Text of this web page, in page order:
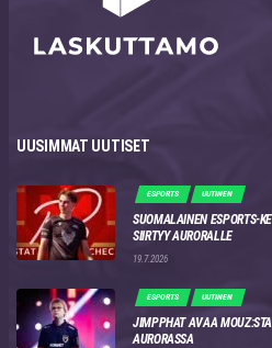
UUSIMMAT UUTISET
ESPORTS UUTINEN
SUOMALAINEN ESPORTS-
SIIRTYY AURORALLE
19.7.2026
ESPORTS UUTINEN
JIMPPHAT AVAA
AURORASSA